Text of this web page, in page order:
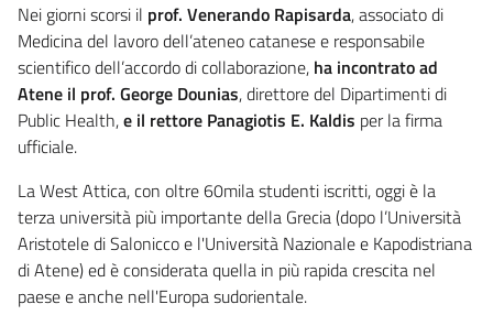
Nei giorni scorsi il prof. Venerando Rapisarda, associato di
Medicina del lavoro dell’ateneo catanese e responsabile
scientifico dell’accordo di collaborazione, ha incontrato ad
Atene il prof. George Dounias, direttore del Dipartimenti di
Public Health,e il rettore Panagiotis E. Kaldis per la firma
ufficiale.
La West Attica, con oltre 60mila studenti iscritti, oggi è la
terza università più importante della Grecia (dopo l’Università
Aristotele di Salonicco e l'Università Nazionale e Kapodistriana
di Atene) ed è considerata quella in più rapida crescita nel
paese e anche nell'Europa sudorientale.